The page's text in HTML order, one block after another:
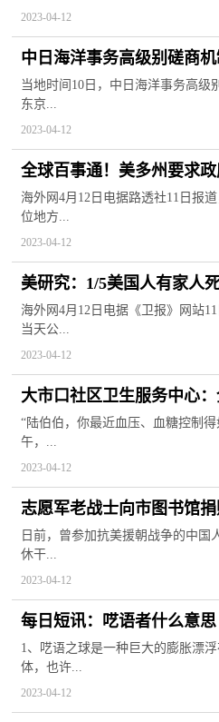
2023-04-12
中日海洋事务高级别磋商
成八项共识 当前热闻
当地时间10日，中日海洋事务高级
东京...
2023-04-12
全球百事通！美多州要求
法律体系助长暴力和谋杀
海外网4月12日电据路透社11日报
位地方...
2023-04-12
美研究：1/5美国人有家人
易成受害者 报资讯
海外网4月12日电据《卫报》网站
当天公...
2023-04-12
大市口社区卫生服务中心
培育12名全科医生_天天视
“陆伯伯，你最近血压、血糖控制
午，...
2023-04-12
志愿军老战士向市图书馆
日前，曾参加抗美援朝战争的中国
休干...
2023-04-12
每日短讯：呓语者什么意思
1、呓语之球是一种巨大的膨胀漂
体，也许...
2023-04-12